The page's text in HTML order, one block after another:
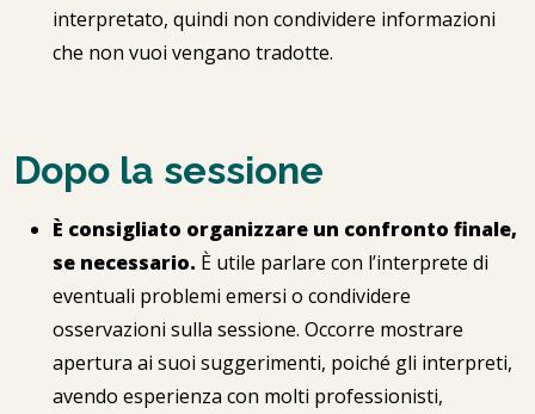
interpretato, quindi non condividere informazioni
che non vuoi vengano tradotte.
Dopo la sessione
È consigliato organizzare un confronto finale,
se necessario. È utile parlare con l’interprete di
eventuali problemi emersi o condividere
osservazioni sulla sessione. Occorre mostrare
apertura ai suoi suggerimenti, poiché gli interpreti,
avendo esperienza con molti professionisti,